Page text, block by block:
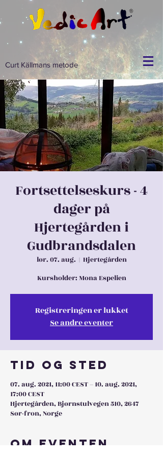
Curt Källmans metode
Fortsettelseskurs - 4
dager på
Hjertegården i
Gudbrandsdalen
lør. 07. aug.
  |
Hjertegården
Kursholder: Mona Espelien
Registreringen er lukket
Se andre eventer
Tid og sted
07. aug. 2021, 11:00 CEST – 10. aug. 2021,
17:00 CEST
Hjertegården, Bjørnstulvegen 510, 2647
Sør-fron, Norge
Om eventen